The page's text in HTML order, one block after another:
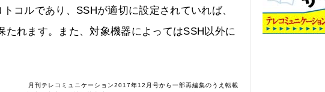
コルであり、SSHが適切に設定されていれば、
れます。また、対象機器によってはSSH以外に
月刊テレコミュニケーション2017年12月号から一部再編集のうえ転載